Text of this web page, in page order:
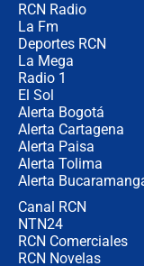
RCN Radio
La Fm
Deportes RCN
La Mega
Radio 1
El Sol
Alerta Bogotá
Alerta Cartagena
Alerta Paisa
Alerta Tolima
Alerta
Canal RCN
NTN24
RCN Comerciales
RCN Novelas